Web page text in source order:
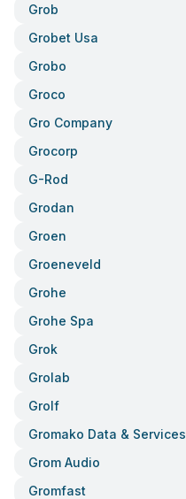
Grob
Grobet Usa
Grobo
Groco
Gro Company
Grocorp
G-Rod
Grodan
Groen
Groeneveld
Grohe
Grohe Spa
Grok
Grolab
Grolf
Gromako Data & Services
Grom Audio
Gromfast